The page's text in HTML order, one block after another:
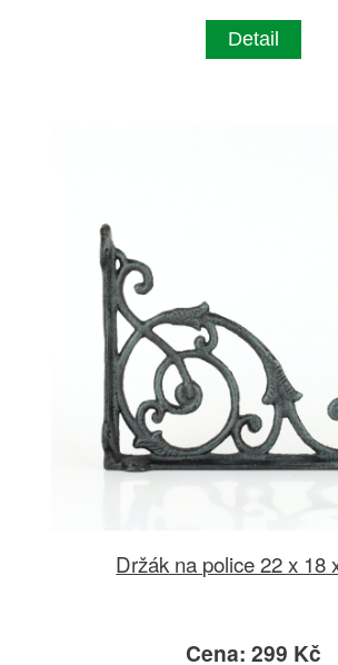
Detail
Držák na police 22 x 18
Cena: 299 Kč